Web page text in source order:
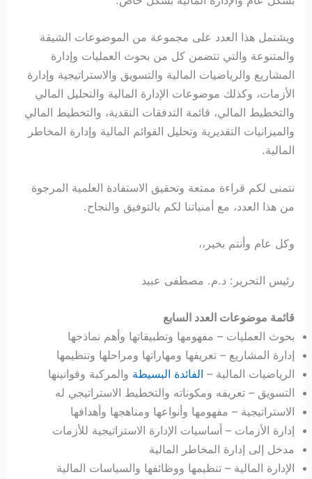
ويشتمل هذا العدد على مجموعة من الموضوعات الشيقة
والمتنوعة والتي تتضمن كل من بحوث العمليات وإدارة
المشاريع والرياضيات المالية والتسويق والاستراتيجية وإدارة
الأزمات، وكذلك موضوعات الإدارة المالية والتحليل المالي
والتخطيط المالي، قائمة التدفقات النقدية، والتخطيط المالي
والميزانيات التقديرية وتحليل القوائم المالية وإدارة المخاطر
المالية.
نتمنى لكم قراءة ممتعة وتحقيق الاستفادة العلمية المرجوة
من هذا العدد، مع أمنياتنا لكم بالتوفيق والنجاح.
وكل عام وأنتم بخير،،
رئيس التحرير: د.م. مصطفى عبيد
قائمة موضوعات العدد السابع
بحوث العمليات – مفهومها وتطبيقاتها وأهم نماذجها
إدارة المشاريع – تعريفها ومهاراتها ومراحلها وتنظيمها
الرياضيات المالية – الفائدة البسيطة والمركبة وقوانينها
التسويق – تعريفه ومكوناته والتخطيط الاستراتيجي له
الاستراتيجية – مفهومها وأنواعها ومناهجها وأهدافها
إدارة الأزمات – أساسيات الإدارة الاستراتيجية للأزمات
مدخل إلى إدارة المخاطر المالية
الإدارة المالية – تنظيمها ووظائفها والسياسات المالية